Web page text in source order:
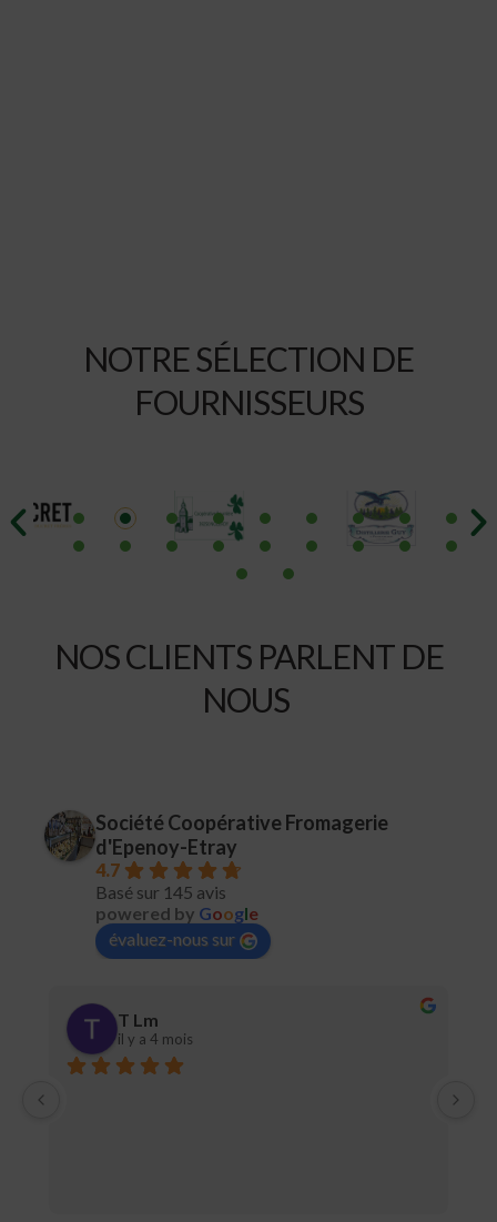
NOTRE SÉLECTION DE
FOURNISSEURS
NOS CLIENTS PARLENT DE
NOUS
Société Coopérative Fromagerie
d'Epenoy-Etray
4.7
Basé sur 145 avis
powered by Google
évaluez-nous sur
T Lm
il y a 4 mois